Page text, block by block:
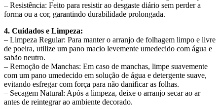
– Resistência: Feito para resistir ao desgaste diário sem perder a
forma ou a cor, garantindo durabilidade prolongada.
4. Cuidados e Limpeza:
– Limpeza Regular: Para manter o arranjo de folhagem limpo e livre
de poeira, utilize um pano macio levemente umedecido com água e
sabão neutro.
– Remoção de Manchas: Em caso de manchas, limpe suavemente
com um pano umedecido em solução de água e detergente suave,
evitando esfregar com força para não danificar as folhas.
– Secagem Natural: Após a limpeza, deixe o arranjo secar ao ar
antes de reintegrar ao ambiente decorado.